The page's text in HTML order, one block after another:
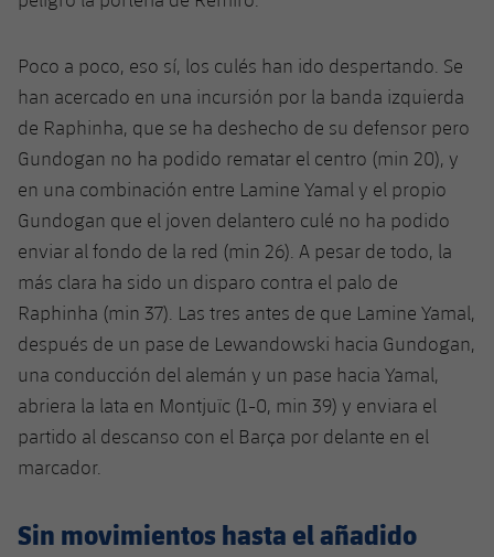
Jugadores
Fotos
Historia
Palmarés
Infantil
Alevín
Actualidad
Masculino
Agenda
Baloncesto en silla de ruedas
plusicon
más
Actualidad
Jugadores
Resultados
Clasificaciones
Hockey sobre hielo
plusicon
más
Actualidad
Jugadores
Calendario
Resultados
Clasificaciones
Hockey hierba
plusicon
más
Noticias
Hockey Hierba Masculino
Hockey Hierba Femenino
Patinaje artístico
plusicon
más
Actualidad
Plantilla
Escuela de Patinaje
Rugby
plusicon
más
Actualidad
Voleibol
plusicon
más
Noticias
Apúntate a las amateurs
plusicon
más
Poco a poco, eso sí, los culés han ido despertando. Se
han acercado en una incursión por la banda izquierda
de Raphinha, que se ha deshecho de su defensor pero
Gundogan no ha podido rematar el centro (min 20), y
en una combinación entre Lamine Yamal y el propio
Gundogan que el joven delantero culé no ha podido
enviar al fondo de la red (min 26). A pesar de todo, la
más clara ha sido un disparo contra el palo de
Raphinha (min 37). Las tres antes de que Lamine Yamal,
después de un pase de Lewandowski hacia Gundogan,
una conducción del alemán y un pase hacia Yamal,
abriera la lata en Montjuïc (1-0, min 39) y enviara el
partido al descanso con el Barça por delante en el
marcador.
Sin movimientos hasta el añadido